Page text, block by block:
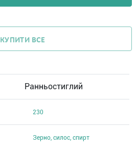
КУПИТИ ВСЕ
Ранньостиглий
230
Зерно, силос, спирт